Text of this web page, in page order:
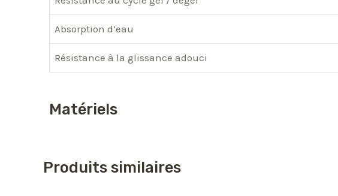
Absorption d’eau
Résistance à la glissance adouci
Matériels
Produits similaires